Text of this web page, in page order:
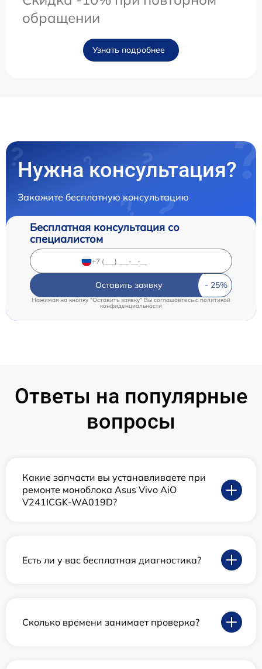
обращении
Узнать подробнее
Нужна консультация?
Закажите бесплатную консультацию
Бесплатная консультация со
специалистом
Оставить заявку
Нажимая на кнопку "Оставить заявку" Вы соглашаетесь c политикой
конфиденциальности
Ответы на популярные
вопросы
Какие запчасти вы устанавливаете при
ремонте моноблока Asus Vivo AiO
V241ICGK-WA019D?
Есть ли у вас бесплатная диагностика?
Сколько времени занимает проверка?